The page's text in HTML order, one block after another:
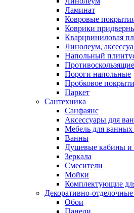
Ламинат
Ковровые
Коврики
Кварцвиниловая
Линолеум,
Напольный
Пороги напольные
Пробковое
Паркет
Сантехника
Санфаянс
Аксессуары для
Мебель для ванных
Ванны
Душевые кабины и
Зеркала
Смесители
Мойки
Комплектующие
Декоративно-
Обои
Панели